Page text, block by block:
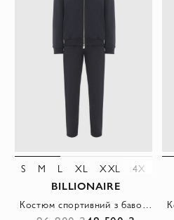
S M L XL XXL 4XL
BILLIONAIRE